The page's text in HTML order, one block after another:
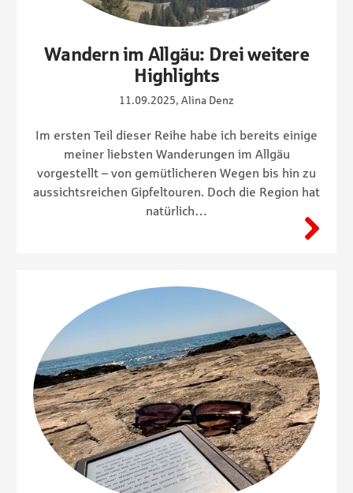
Wandern im Allgäu: Drei weitere
Highlights
11.09.2025, Alina Denz
Im ersten Teil dieser Reihe habe ich bereits einige
meiner liebsten Wanderungen im Allgäu
vorgestellt – von gemütlicheren Wegen bis hin zu
aussichtsreichen Gipfeltouren. Doch die Region hat
natürlich…